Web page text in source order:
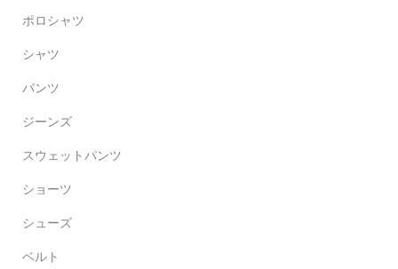
ポロシャツ
シャツ
パンツ
ジーンズ
スウェットパンツ
ショーツ
シューズ
ベルト